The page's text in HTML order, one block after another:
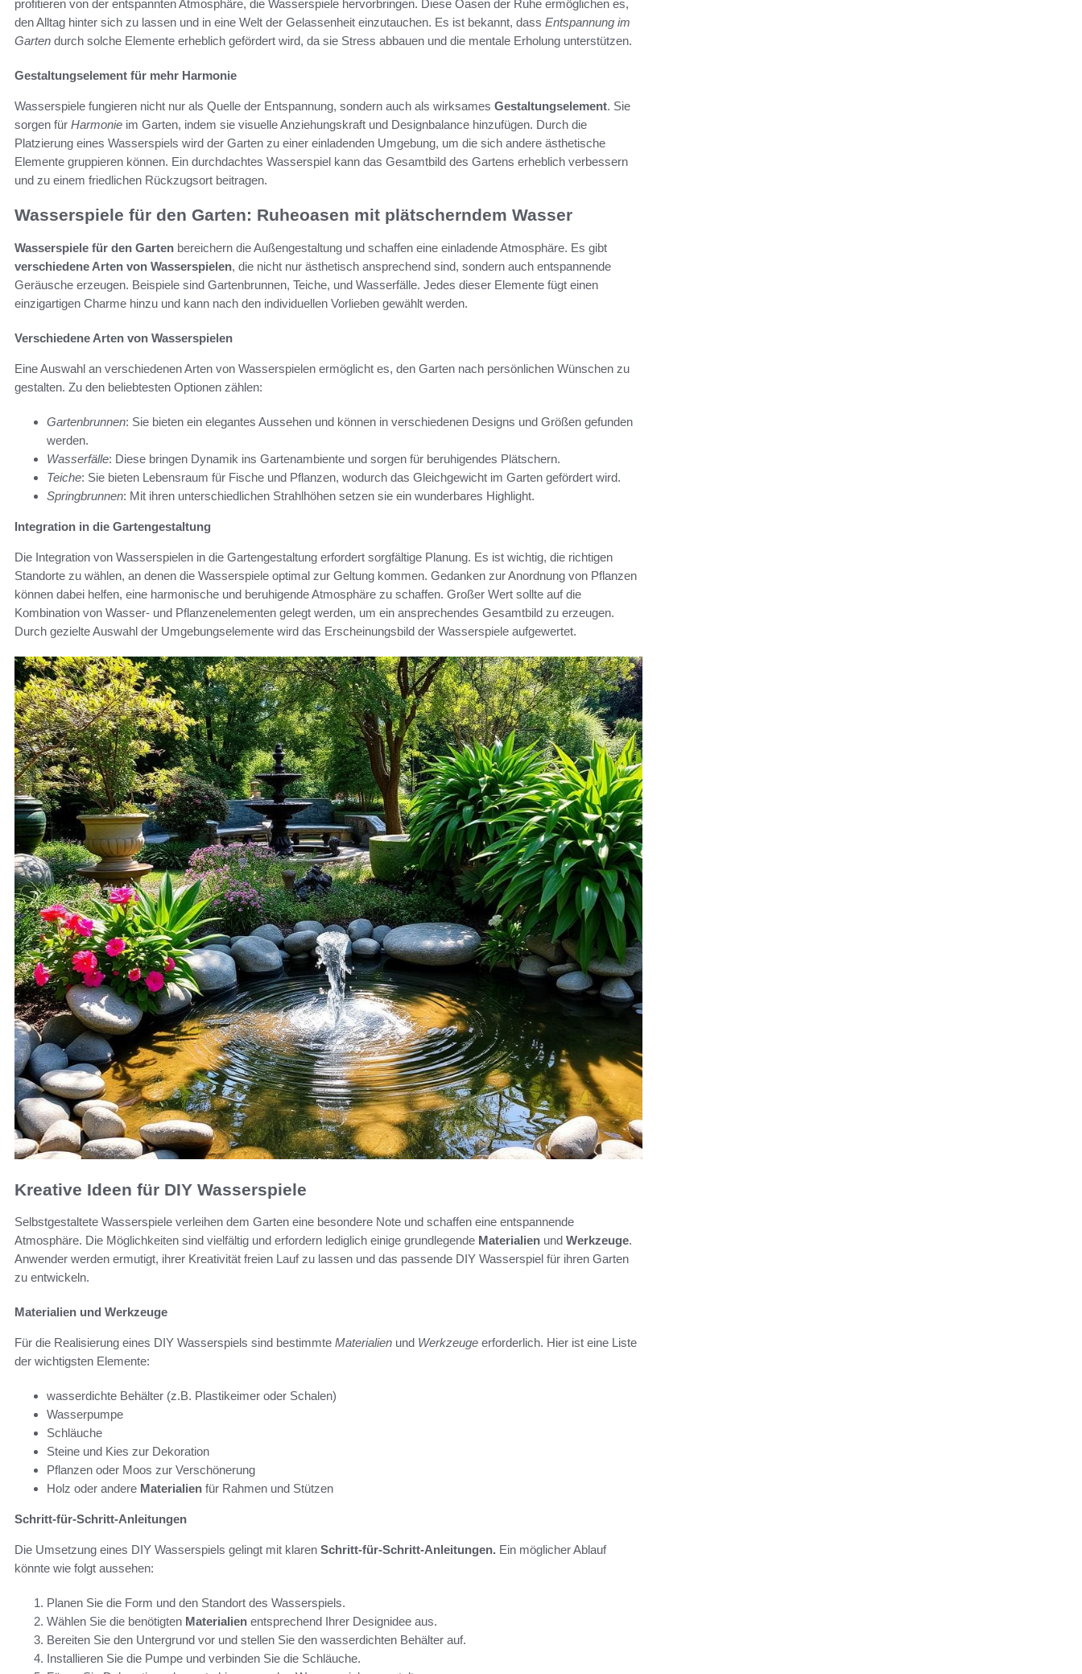
profitieren von der entspannten Atmosphäre, die Wasserspiele hervorbringen. Diese Oasen der Ruhe ermöglichen es,
den Alltag hinter sich zu lassen und in eine Welt der Gelassenheit einzutauchen. Es ist bekannt, dass Entspannung im
Garten durch solche Elemente erheblich gefördert wird, da sie Stress abbauen und die mentale Erholung unterstützen.
Gestaltungselement für mehr Harmonie
Wasserspiele fungieren nicht nur als Quelle der Entspannung, sondern auch als wirksames Gestaltungselement. Sie
sorgen für Harmonie im Garten, indem sie visuelle Anziehungskraft und Designbalance hinzufügen. Durch die
Platzierung eines Wasserspiels wird der Garten zu einer einladenden Umgebung, um die sich andere ästhetische
Elemente gruppieren können. Ein durchdachtes Wasserspiel kann das Gesamtbild des Gartens erheblich verbessern
und zu einem friedlichen Rückzugsort beitragen.
Wasserspiele für den Garten: Ruheoasen mit plätscherndem Wasser
Wasserspiele für den Garten bereichern die Außengestaltung und schaffen eine einladende Atmosphäre. Es gibt
verschiedene Arten von Wasserspielen, die nicht nur ästhetisch ansprechend sind, sondern auch entspannende
Geräusche erzeugen. Beispiele sind Gartenbrunnen, Teiche, und Wasserfälle. Jedes dieser Elemente fügt einen
einzigartigen Charme hinzu und kann nach den individuellen Vorlieben gewählt werden.
Verschiedene Arten von Wasserspielen
Eine Auswahl an verschiedenen Arten von Wasserspielen ermöglicht es, den Garten nach persönlichen Wünschen zu
gestalten. Zu den beliebtesten Optionen zählen:
Gartenbrunnen: Sie bieten ein elegantes Aussehen und können in verschiedenen Designs und Größen gefunden
werden.
Wasserfälle: Diese bringen Dynamik ins Gartenambiente und sorgen für beruhigendes Plätschern.
Teiche: Sie bieten Lebensraum für Fische und Pflanzen, wodurch das Gleichgewicht im Garten gefördert wird.
Springbrunnen: Mit ihren unterschiedlichen Strahlhöhen setzen sie ein wunderbares Highlight.
Integration in die Gartengestaltung
Die Integration von Wasserspielen in die Gartengestaltung erfordert sorgfältige Planung. Es ist wichtig, die richtigen
Standorte zu wählen, an denen die Wasserspiele optimal zur Geltung kommen. Gedanken zur Anordnung von Pflanzen
können dabei helfen, eine harmonische und beruhigende Atmosphäre zu schaffen. Großer Wert sollte auf die
Kombination von Wasser- und Pflanzenelementen gelegt werden, um ein ansprechendes Gesamtbild zu erzeugen.
Durch gezielte Auswahl der Umgebungselemente wird das Erscheinungsbild der Wasserspiele aufgewertet.
Kreative Ideen für DIY Wasserspiele
Selbstgestaltete Wasserspiele verleihen dem Garten eine besondere Note und schaffen eine entspannende
Atmosphäre. Die Möglichkeiten sind vielfältig und erfordern lediglich einige grundlegende Materialien und Werkzeuge.
Anwender werden ermutigt, ihrer Kreativität freien Lauf zu lassen und das passende DIY Wasserspiel für ihren Garten
zu entwickeln.
Materialien und Werkzeuge
Für die Realisierung eines DIY Wasserspiels sind bestimmte Materialien und Werkzeuge erforderlich. Hier ist eine Liste
der wichtigsten Elemente:
wasserdichte Behälter (z.B. Plastikeimer oder Schalen)
Wasserpumpe
Schläuche
Steine und Kies zur Dekoration
Pflanzen oder Moos zur Verschönerung
Holz oder andere Materialien für Rahmen und Stützen
Schritt-für-Schritt-Anleitungen
Die Umsetzung eines DIY Wasserspiels gelingt mit klaren Schritt-für-Schritt-Anleitungen. Ein möglicher Ablauf
könnte wie folgt aussehen:
Planen Sie die Form und den Standort des Wasserspiels.
Wählen Sie die benötigten Materialien entsprechend Ihrer Designidee aus.
Bereiten Sie den Untergrund vor und stellen Sie den wasserdichten Behälter auf.
Installieren Sie die Pumpe und verbinden Sie die Schläuche.